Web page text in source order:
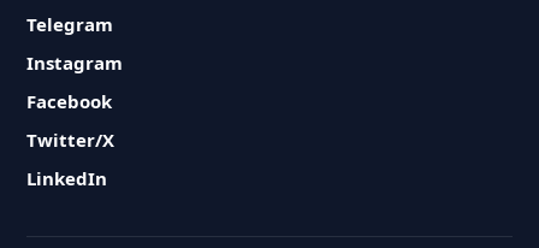
Telegram
Instagram
Facebook
Twitter/X
LinkedIn